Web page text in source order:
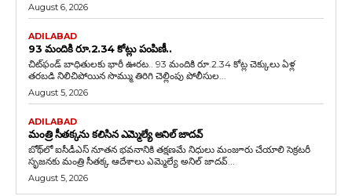
August 6, 2026
ADILABAD
93 మందికి రూ.2.34 కోట్లు పంపిణీ..
చిట్‌ఫండ్ బాధితులకు భారీ ఊరట.. 93 మందికి రూ.2.34 కోట్ల చెక్కులు ఏళ్ల
తరబడి నిలిచిపోయిన సొమ్ము తిరిగి చెల్లింపు పోలీసుల...
August 5, 2026
ADILABAD
మంత్రి సీతక్కను కలిసిన ఎమ్మెల్యే అనిల్ జాదవ్
బోథ్‌లో ఐసీడీఎస్ నూతన భవనానికి తక్షణమే నిధులు మంజూరు చేయాలి సెక్రటరీ
సృజనకు మంత్రి సీతక్క ఆదేశాలు ఎమ్మెల్యే అనిల్ జాదవ్...
August 5, 2026